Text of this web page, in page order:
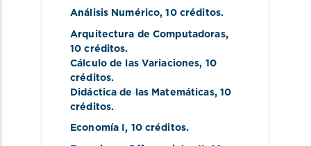
Análisis Numérico, 10 créditos.
Arquitectura de Computadoras,
10 créditos.
Cálculo de las Variaciones, 10
créditos.
Didáctica de las Matemáticas, 10
créditos.
Economía I, 10 créditos.